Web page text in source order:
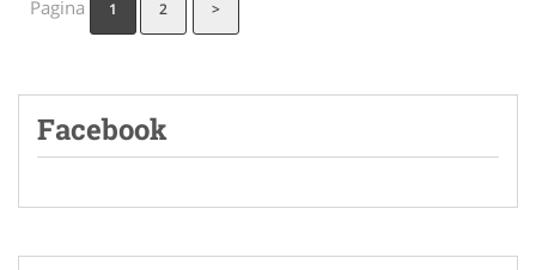
Pagina 1 2 >
Facebook